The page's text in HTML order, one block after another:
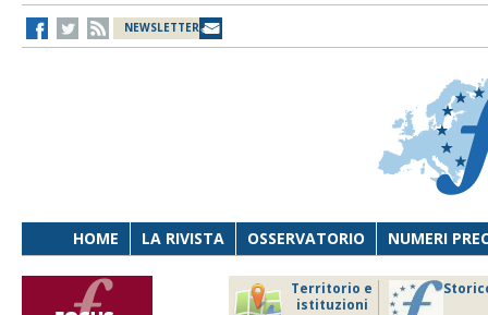
NEWSLETTER
HOME LA RIVISTA OSSERVATORIO NUMERI
Territorio e
istituzioni